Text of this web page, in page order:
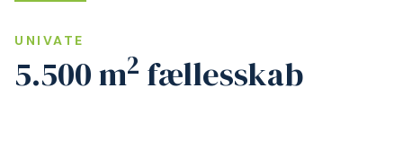
UNIVATE
5.500 m2 fællesskab